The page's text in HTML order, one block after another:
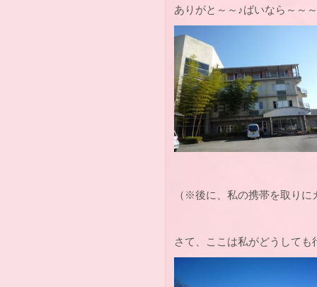
ありがと～～♪ばいなら～～
（※後に、私の携帯を取り
さて、ここは私がどうして